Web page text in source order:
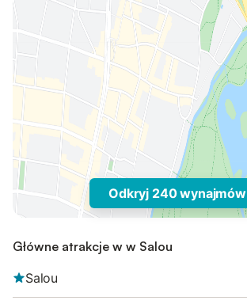
Odkryj 240 wynajmów
Główne atrakcje w w Salou
Salou